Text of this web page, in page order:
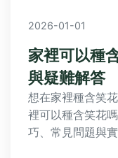
2026-01-01
家裡可以種
與疑難解答
想在家裡種含笑
裡可以種含笑花
巧、常見問題與